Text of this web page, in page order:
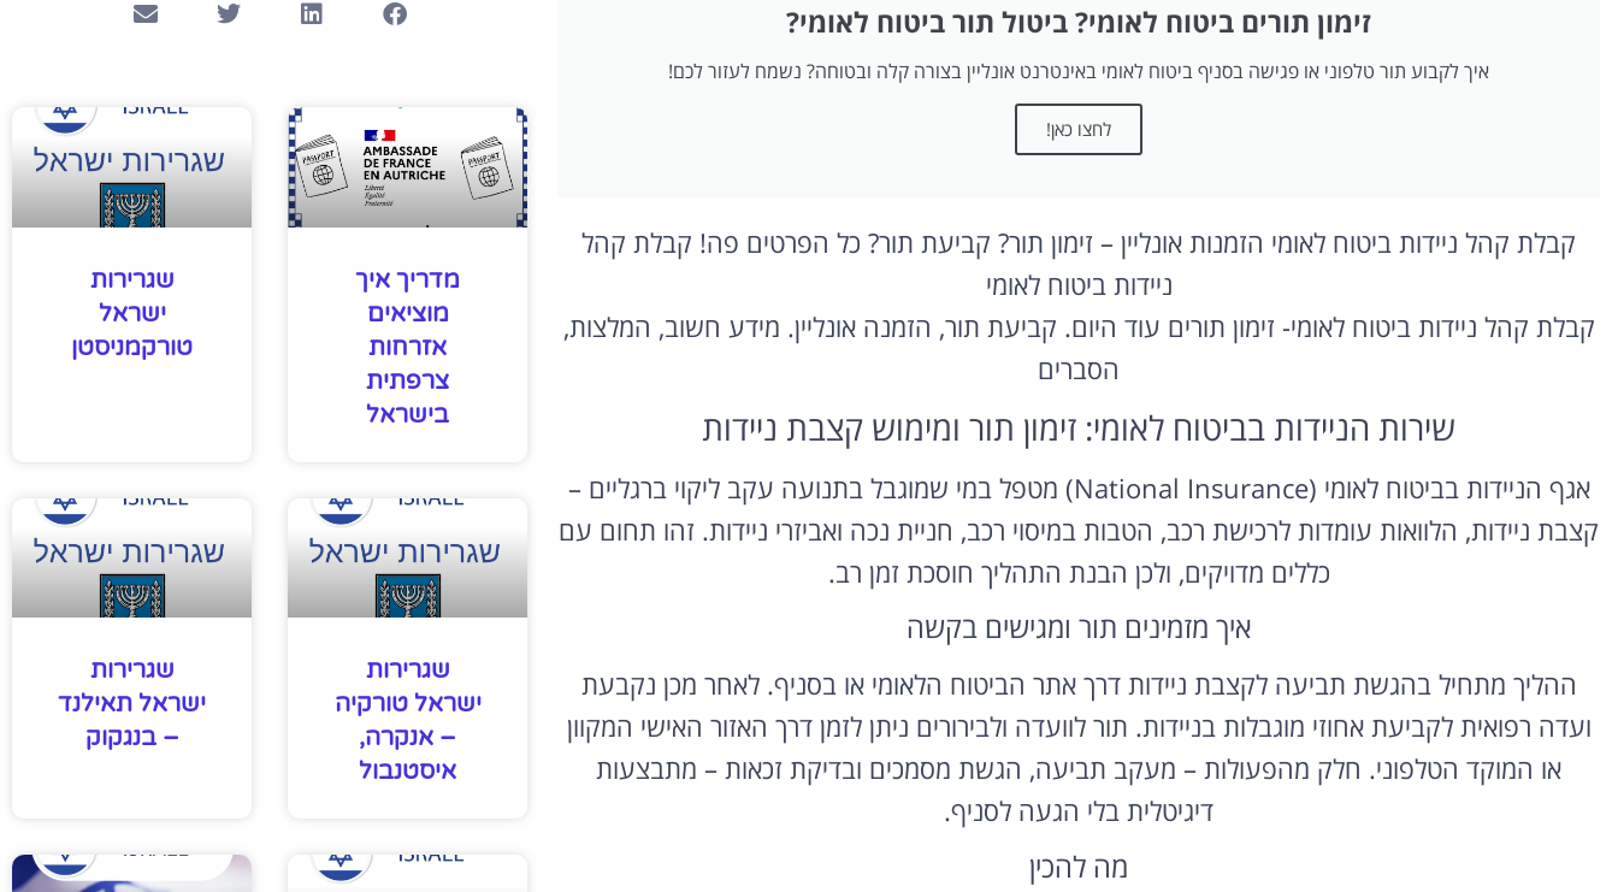
זימון תורים ביטוח לאומי? ביטול תור ביטוח לאומי?
איך לקבוע תור טלפוני או פגישה בסניף ביטוח לאומי באינטרנט אונליין בצורה קלה ובטוחה? נשמח לעזור לכם!
לחצו כאן!
קבלת קהל ניידות ביטוח לאומי הזמנות אונליין – זימון תור? קביעת תור? כל הפרטים פה! קבלת קהל
ניידות ביטוח לאומי
קבלת קהל ניידות ביטוח לאומי- זימון תורים עוד היום. קביעת תור, הזמנה אונליין. מידע חשוב, המלצות,
הסברים
שירות הניידות בביטוח לאומי: זימון תור ומימוש קצבת ניידות
אגף הניידות בביטוח לאומי (National Insurance) מטפל במי שמוגבל בתנועה עקב ליקוי ברגליים –
קצבת ניידות, הלוואות עומדות לרכישת רכב, הטבות במיסוי רכב, חניית נכה ואביזרי ניידות. זהו תחום עם
כללים מדויקים, ולכן הבנת התהליך חוסכת זמן רב.
איך מזמינים תור ומגישים בקשה
ההליך מתחיל בהגשת תביעה לקצבת ניידות דרך אתר הביטוח הלאומי או בסניף. לאחר מכן נקבעת
ועדה רפואית לקביעת אחוזי מוגבלות בניידות. תור לוועדה ולבירורים ניתן לזמן דרך האזור האישי המקוון
או המוקד הטלפוני. חלק מהפעולות – מעקב תביעה, הגשת מסמכים ובדיקת זכאות – מתבצעות
דיגיטלית בלי הגעה לסניף.
מה להכין
מדריך איך
מוציאים
אזרחות
צרפתית
בישראל
שגרירות
ישראל
טורקמניסטן
שגרירות
ישראל טורקיה
– אנקרה,
איסטנבול
שגרירות
ישראל תאילנד
– בנגקוק